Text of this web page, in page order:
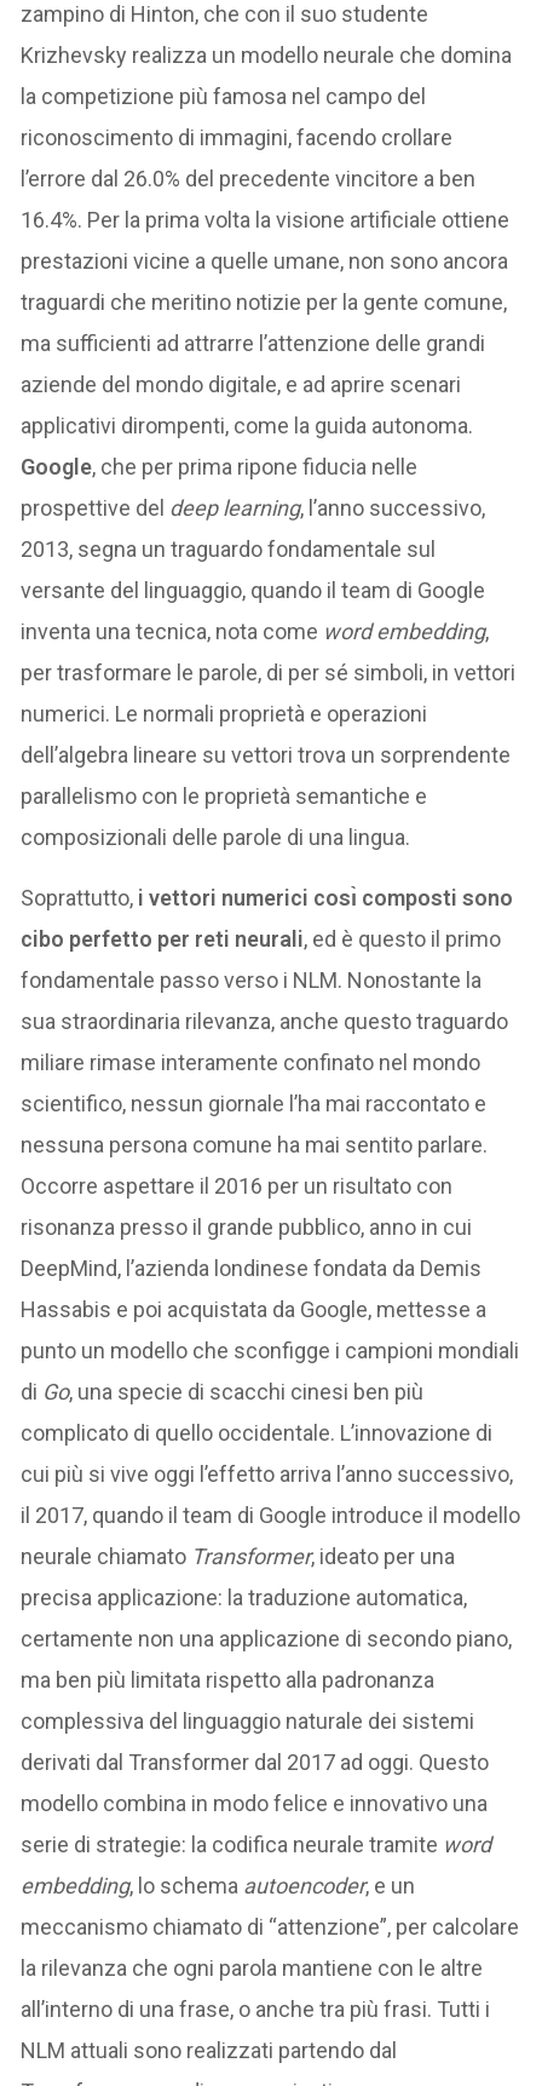
zampino di Hinton, che con il suo studente
Krizhevsky realizza un modello neurale che domina
la competizione più famosa nel campo del
riconoscimento di immagini, facendo crollare
l’errore dal 26.0% del precedente vincitore a ben
16.4%. Per la prima volta la visione artificiale ottiene
prestazioni vicine a quelle umane, non sono ancora
traguardi che meritino notizie per la gente comune,
ma sufficienti ad attrarre l’attenzione delle grandi
aziende del mondo digitale, e ad aprire scenari
applicativi dirompenti, come la guida autonoma.
Google, che per prima ripone fiducia nelle
prospettive del deep learning, l’anno successivo,
2013, segna un traguardo fondamentale sul
versante del linguaggio, quando il team di Google
inventa una tecnica, nota come word embedding,
per trasformare le parole, di per sé simboli, in vettori
numerici. Le normali proprietà e operazioni
dell’algebra lineare su vettori trova un sorprendente
parallelismo con le proprietà semantiche e
composizionali delle parole di una lingua.
Soprattutto, i vettori numerici cosı̀ composti sono
cibo perfetto per reti neurali, ed è questo il primo
fondamentale passo verso i NLM. Nonostante la
sua straordinaria rilevanza, anche questo traguardo
miliare rimase interamente confinato nel mondo
scientifico, nessun giornale l’ha mai raccontato e
nessuna persona comune ha mai sentito parlare.
Occorre aspettare il 2016 per un risultato con
risonanza presso il grande pubblico, anno in cui
DeepMind, l’azienda londinese fondata da Demis
Hassabis e poi acquistata da Google, mettesse a
punto un modello che sconfigge i campioni mondiali
di Go, una specie di scacchi cinesi ben più
complicato di quello occidentale. L’innovazione di
cui più si vive oggi l’effetto arriva l’anno successivo,
il 2017, quando il team di Google introduce il modello
neurale chiamato Transformer, ideato per una
precisa applicazione: la traduzione automatica,
certamente non una applicazione di secondo piano,
ma ben più limitata rispetto alla padronanza
complessiva del linguaggio naturale dei sistemi
derivati dal Transformer dal 2017 ad oggi. Questo
modello combina in modo felice e innovativo una
serie di strategie: la codifica neurale tramite word
embedding, lo schema autoencoder, e un
meccanismo chiamato di “attenzione”, per calcolare
la rilevanza che ogni parola mantiene con le altre
all’interno di una frase, o anche tra più frasi. Tutti i
NLM attuali sono realizzati partendo dal